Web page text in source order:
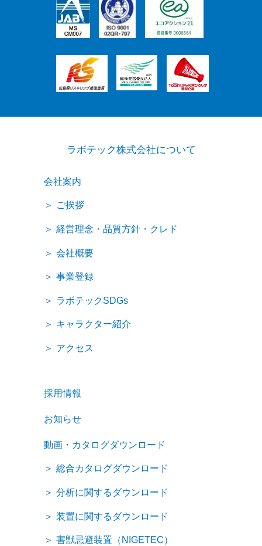
ラボテック株式会社について
会社案内
ご挨拶
経営理念・品質方針・クレド
会社概要
事業登録
ラボテックSDGs
キャラクター紹介
アクセス
採用情報
お知らせ
動画・カタログダウンロード
総合カタログダウンロード
分析に関するダウンロード
装置に関するダウンロード
害獣忌避装置（NIGETEC）